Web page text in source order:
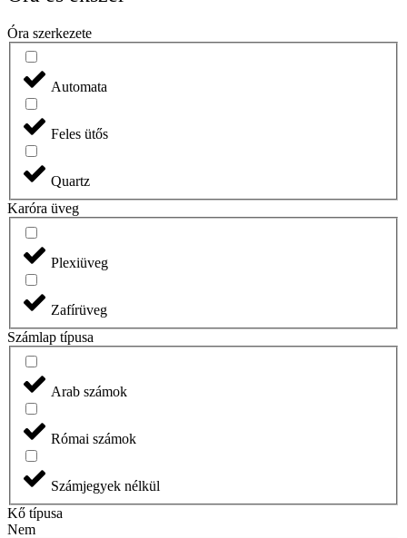
Óra szerkezete
Automata
Feles ütős
Quartz
Karóra üveg
Plexiüveg
Zafírüveg
Számlap típusa
Arab számok
Római számok
Számjegyek nélkül
Kő típusa
Nem